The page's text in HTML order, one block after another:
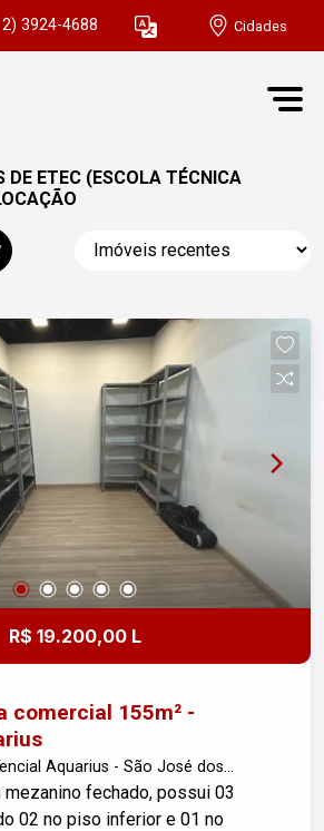
3924-4688 Cidades
DE ETEC (ESCOLA TÉCNICA
R$ 19.200,00 L
comercial 155m² -
Aquarius - São José dos
mezanino fechado, possui 03
02 no piso inferior e 01 no